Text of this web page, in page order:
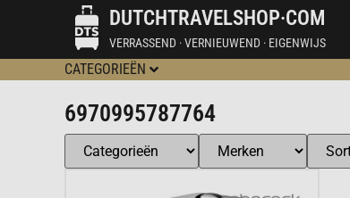
DUTCHTRAVELSHOP·COM
VERRASSEND · VERNIEUWEND · EIGENWIJS
CATEGORIEËN
6970995787764